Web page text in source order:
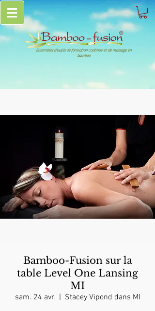
Ensembles d'outils de formation continue et de massage en
bambou
Bamboo-Fusion sur la
table Level One Lansing
MI
sam. 24 avr.
  |
Stacey Vipond dans MI